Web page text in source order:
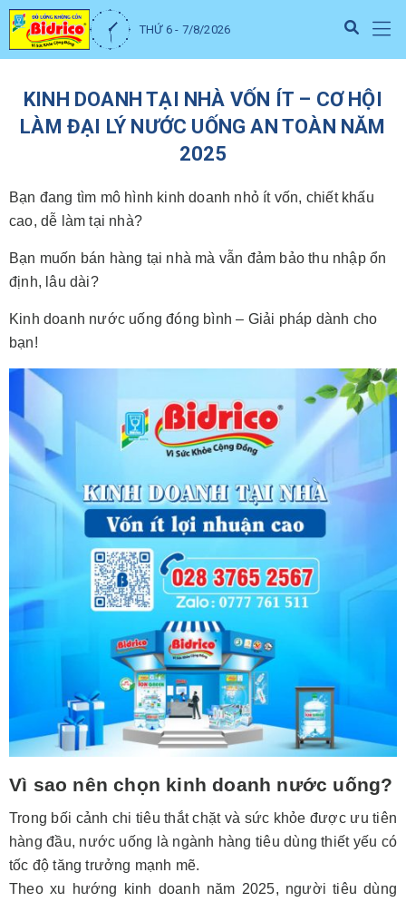
THỨ 6 - 7/8/2026
KINH DOANH TẠI NHÀ VỐN ÍT – CƠ HỘI
LÀM ĐẠI LÝ NƯỚC UỐNG AN TOÀN NĂM
2025
Bạn đang tìm mô hình kinh doanh nhỏ ít vốn, chiết khấu
cao, dễ làm tại nhà?
Bạn muốn bán hàng tại nhà mà vẫn đảm bảo thu nhập ổn
định, lâu dài?
Kinh doanh nước uống đóng bình – Giải pháp dành cho
bạn!
Vì sao nên chọn kinh doanh nước uống?
Trong bối cảnh chi tiêu thắt chặt và sức khỏe được ưu tiên
hàng đầu, nước uống là ngành hàng tiêu dùng thiết yếu có
tốc độ tăng trưởng mạnh mẽ.
Theo xu hướng kinh doanh năm 2025, người tiêu dùng